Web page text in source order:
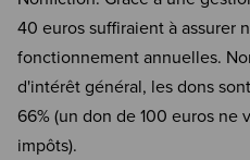
40 euros suffiraient à assurer
fonctionnement annuelles.
d'intérêt général, les dons
66% (un don de 100 euros ne
impôts).